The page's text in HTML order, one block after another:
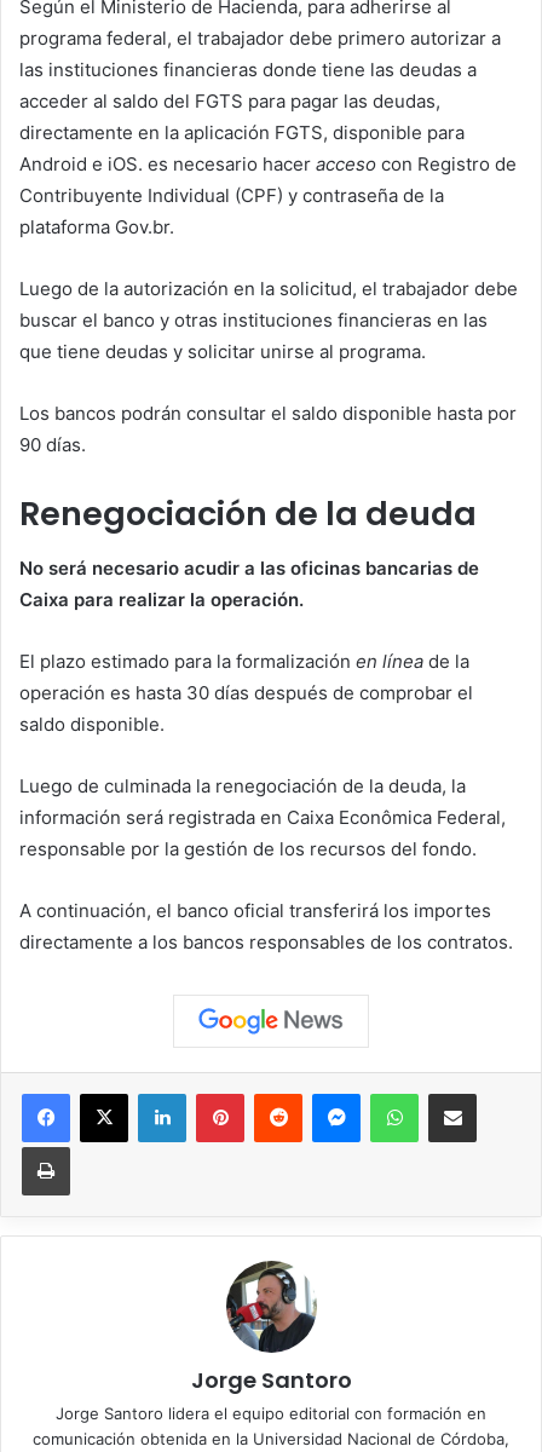
Según el Ministerio de Hacienda, para adherirse al
programa federal, el trabajador debe primero autorizar a
las instituciones financieras donde tiene las deudas a
acceder al saldo del FGTS para pagar las deudas,
directamente en la aplicación FGTS, disponible para
Android e iOS. es necesario hacer acceso con Registro de
Contribuyente Individual (CPF) y contraseña de la
plataforma Gov.br.
Luego de la autorización en la solicitud, el trabajador debe
buscar el banco y otras instituciones financieras en las
que tiene deudas y solicitar unirse al programa.
Los bancos podrán consultar el saldo disponible hasta por
90 días.
Renegociación de la deuda
No será necesario acudir a las oficinas bancarias de
Caixa para realizar la operación.
El plazo estimado para la formalización en línea de la
operación es hasta 30 días después de comprobar el
saldo disponible.
Luego de culminada la renegociación de la deuda, la
información será registrada en Caixa Econômica Federal,
responsable por la gestión de los recursos del fondo.
A continuación, el banco oficial transferirá los importes
directamente a los bancos responsables de los contratos.
Facebook
X LinkedInPinterestReddit MessengerWhatsAppCompartir vía correo
Imprimir
Jorge Santoro
Jorge Santoro lidera el equipo editorial con formación en
comunicación obtenida en la Universidad Nacional de Córdoba,